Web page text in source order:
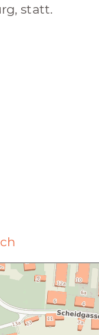
statt.